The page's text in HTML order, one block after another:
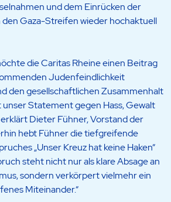
und dem Einrücken der
den Gaza-Streifen wieder hochaktuell
die Caritas Rheine einen Beitrag
Judenfeindlichkeit
den gesellschaftlichen Zusammenhalt
unser Statement gegen Hass, Gewalt
Dieter Fühner, Vorstand der
hebt Fühner die tiefgreifende
„Unser Kreuz hat keine Haken“
steht nicht nur als klare Absage an
sondern verkörpert vielmehr ein
Miteinander.“